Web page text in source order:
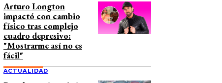
Arturo Longton
impactó con cambio
físico tras complejo
cuadro depresivo:
"Mostrarme así no es
fácil"
ACTUALIDAD